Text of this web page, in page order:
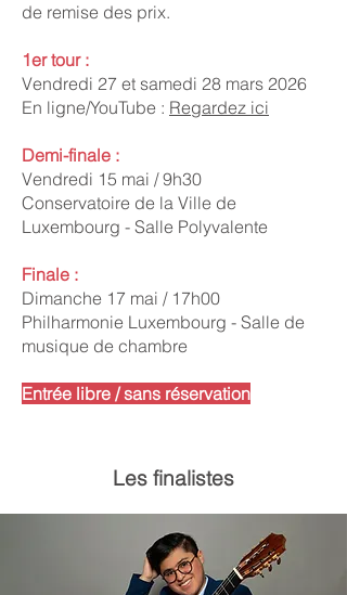
de remise des prix.
1er tour :
Vendredi 27 et samedi 28 mars 2026
En ligne/YouTube : Regardez ici
Demi-finale :
Vendredi 15 mai / 9h30
Conservatoire de la Ville de
Luxembourg - Salle Polyvalente
Finale :
Dimanche 17 mai / 17h00
Philharmonie Luxembourg - Salle de
musique de chambre
Entrée libre / sans réservation
Les finalistes